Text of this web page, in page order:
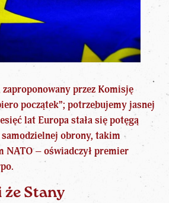
przez Komisję
początek”; potrzebujemy jasnej
lat Europa stała się potęgą
obrony, takim
NATO – oświadczył premier
Stany